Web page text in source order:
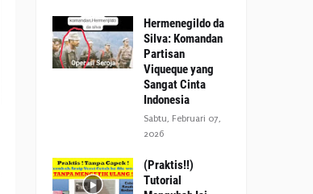
Hermenegildo da
Silva: Komandan
Partisan
Viqueque yang
Sangat Cinta
Indonesia
Sabtu, Februari 07,
2026
(Praktis!!)
Tutorial